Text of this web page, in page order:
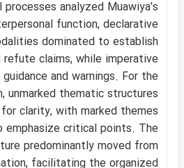
analyzed Muawiya’s
function, declarative
dominated to establish
refute claims, while imperative
and warnings. For the
unmarked thematic structures
clarity, with marked themes
emphasize critical points. The
predominantly moved from
facilitating the organized